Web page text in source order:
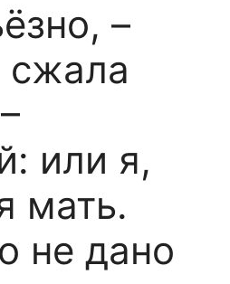
–
сжала
или я,
мать.
не дано